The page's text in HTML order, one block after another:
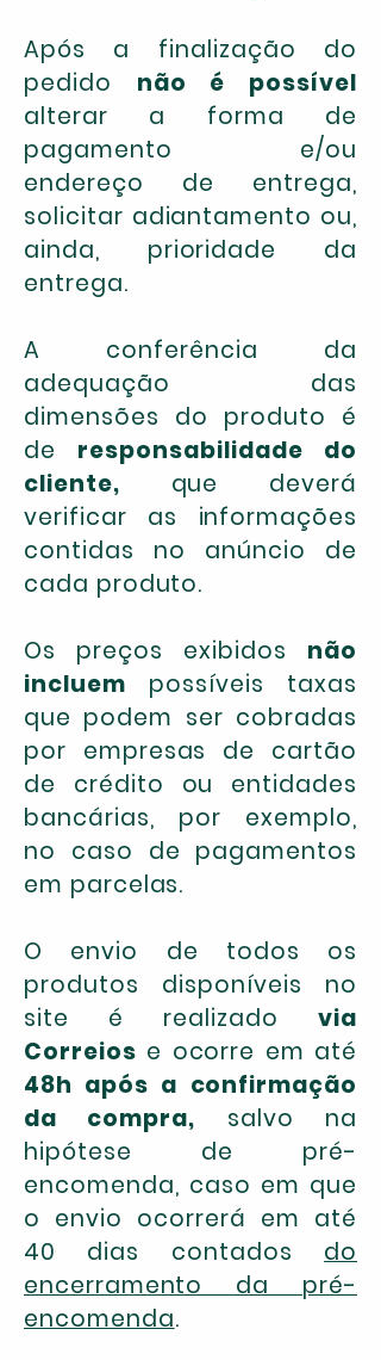
Após a finalização do
pedido não é possível
alterar a forma de
pagamento e/ou
endereço de entrega,
solicitar adiantamento ou,
ainda, prioridade da
entrega.
A conferência da
adequação das
dimensões do produto é
de responsabilidade do
cliente, que deverá
verificar as informações
contidas no anúncio de
cada produto.
Os preços exibidos não
incluem possíveis taxas
que podem ser cobradas
por empresas de cartão
de crédito ou entidades
bancárias, por exemplo,
no caso de pagamentos
em parcelas.
O envio de todos os
produtos disponíveis no
site é realizadovia
Correios e ocorre em até
48h após a confirmação
da compra, salvo na
hipótese de pré-
encomenda, caso em que
o envio ocorrerá em até
40 dias contados do
encerramento da pré-
encomenda.